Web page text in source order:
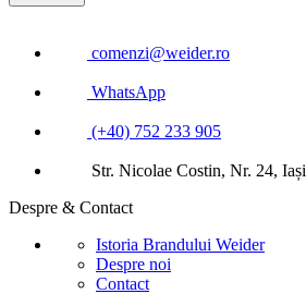
comenzi@weider.ro
WhatsApp
(+40) 752 233 905
Str. Nicolae Costin, Nr. 24, Iași
Despre & Contact
Istoria Brandului Weider
Despre noi
Contact